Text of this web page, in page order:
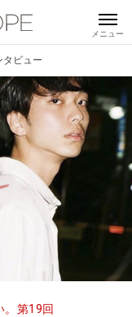
タビュー
。第19回